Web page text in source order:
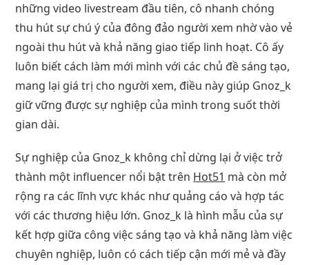
những video livestream đầu tiên, cô nhanh chóng
thu hút sự chú ý của đông đảo người xem nhờ vào vẻ
ngoài thu hút và khả năng giao tiếp linh hoạt. Cô ấy
luôn biết cách làm mới mình với các chủ đề sáng tạo,
mang lại giá trị cho người xem, điều này giúp Gnoz_k
giữ vững được sự nghiệp của mình trong suốt thời
gian dài.
Sự nghiệp của Gnoz_k không chỉ dừng lại ở việc trở
thành một influencer nổi bật trên Hot51 mà còn mở
rộng ra các lĩnh vực khác như quảng cáo và hợp tác
với các thương hiệu lớn. Gnoz_k là hình mẫu của sự
kết hợp giữa công việc sáng tạo và khả năng làm việc
chuyên nghiệp, luôn có cách tiếp cận mới mẻ và đầy